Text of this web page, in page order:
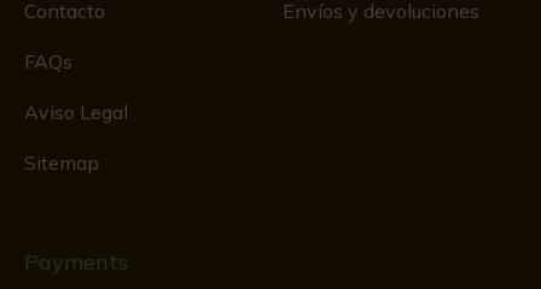
Contacto
FAQs
Aviso Legal
Sitemap
Envíos y devoluciones
Payments